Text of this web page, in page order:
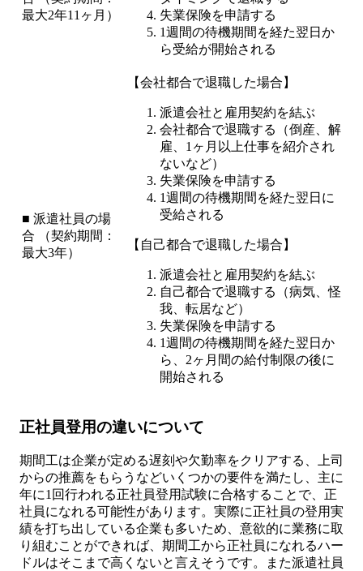
最大2年11ヶ月）
失業保険を申請する
1週間の待機期間を経た翌日か
ら受給が開始される
■ 派遣社員の場
合 （契約期間：
最大3年）
【会社都合で退職した場合】
派遣会社と雇用契約を結ぶ
会社都合で退職する（倒産、解
雇、1ヶ月以上仕事を紹介され
ないなど）
失業保険を申請する
1週間の待機期間を経た翌日に
受給される
【自己都合で退職した場合】
派遣会社と雇用契約を結ぶ
自己都合で退職する（病気、怪
我、転居など）
失業保険を申請する
1週間の待機期間を経た翌日か
ら、2ヶ月間の給付制限の後に
開始される
正社員登用の違いについて
期間工は企業が定める遅刻や欠勤率をクリアする、上司
からの推薦をもらうなどいくつかの要件を満たし、主に
年に1回行われる正社員登用試験に合格することで、正
社員になれる可能性があります。実際に正社員の登用実
績を打ち出している企業も多いため、意欲的に業務に取
り組むことができれば、期間工から正社員になれるハー
ドルはそこまで高くないと言えそうです。また派遣社員